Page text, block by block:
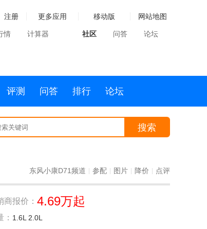
注册 更多应用 移动版 网站地图
情 计算器 社区 问答 论坛
评测 问答 排行 论坛
搜索
东风小康D71频道 参配 图片 降价 点评
商报价： 4.69万起
： 1.6L 2.0L